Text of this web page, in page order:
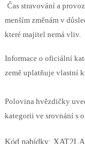
Čas stravování a
menším změnám v
které majitel nemá vliv.
Informace o oficiální
země uplatňuje vlastní
Polovina hvězdičky
kategorii ve srovnání s
Kód nabídky: